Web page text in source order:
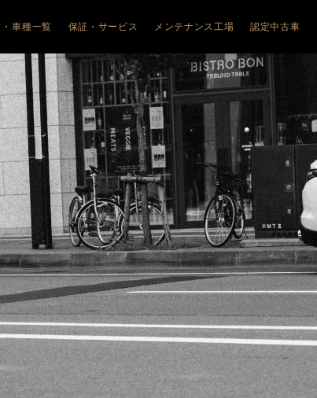
ALFA ROMEO
アルファ ロメオ札幌清田
FIAT
フィアット札幌清田
フィアット旭川
車種一覧
e-
ALFA ROMEO
JUNIOR
TONALE
GIULIA
STELVIO
GIULIA
QUADRIFOGLIO
STELVIO
QUADRIFOGLIO
FIAT
600HYBRID
Doblo
600e
保証・サービス メンテナンス工場 認定中古車
JEEP
ABARTH
PEUGEOT
CITROËN